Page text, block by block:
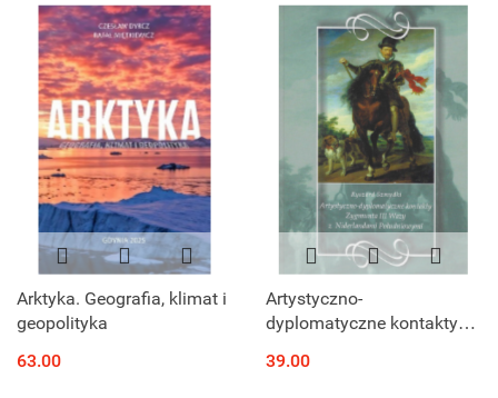
Arktyka. Geografia, klimat i
geopolityka
63.00
Artystyczno-
dyplomatyczne kontakty
Niderlandami
39.00